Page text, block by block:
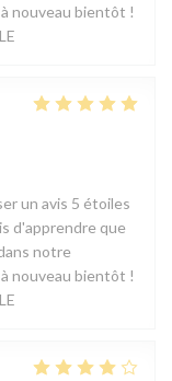
nouveau bientôt !
un avis 5 étoiles
d'apprendre que
notre
nouveau bientôt !